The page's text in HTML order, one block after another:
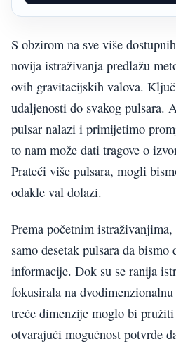
S obzirom na sve više
novija istraživanja predlažu
ovih gravitacijskih valova.
udaljenosti do svakog pulsara.
pulsar nalazi i primijetimo
to nam može dati tragove o
Prateći više pulsara, mogli
odakle val dolazi.
Prema početnim
samo desetak pulsara da
informacije. Dok su se ranija
fokusirala na
treće dimenzije moglo bi
otvarajući mogućnost potvrde